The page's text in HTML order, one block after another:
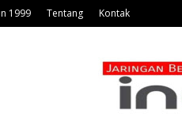
1999 Tentang Kontak